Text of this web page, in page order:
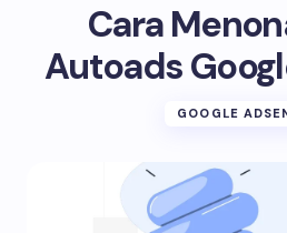
Cara
Autoads
GOOGLE